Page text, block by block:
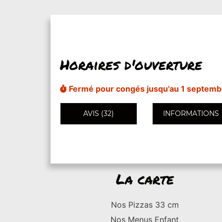
Horaires d'ouverture
Fermé pour congés jusqu'au 1
AVIS (32) INFORMATIONS
La carte
Nos Pizzas 33 cm
Nos Menus Enfant